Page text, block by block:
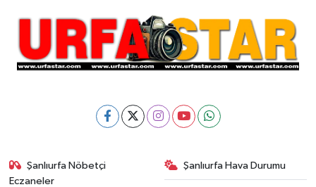
Şanlıurfa Nöbetçi
Eczaneler
Şanlıurfa Hava Durumu